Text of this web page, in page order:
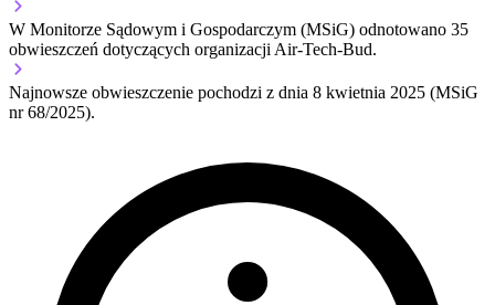
W Monitorze Sądowym i Gospodarczym (MSiG) odnotowano 35
obwieszczeń dotyczących organizacji Air-Tech-Bud.
Najnowsze obwieszczenie pochodzi z dnia 8 kwietnia 2025 (MSiG
nr 68/2025).